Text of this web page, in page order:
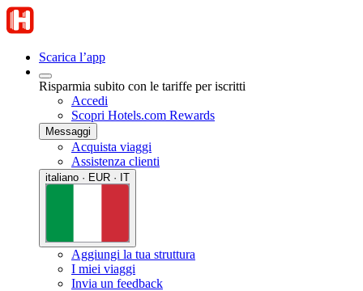
Scarica l’app
Risparmia subito con le tariffe per iscritti
Accedi
Scopri Hotels.com Rewards
Messaggi
Acquista viaggi
Assistenza clienti
italiano · EUR · IT
Aggiungi la tua struttura
I miei viaggi
Invia un feedback